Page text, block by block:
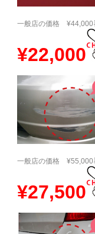
一般店の価格
¥22,000
一般店の価格
¥27,500